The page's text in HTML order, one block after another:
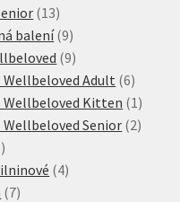
1313
produktů
balení 99
produktů
99
produktů
Wellbeloved Adult 66
produktů
Wellbeloved Kitten 1 1
produkt
Wellbeloved Senior 22
36
produktů44
77